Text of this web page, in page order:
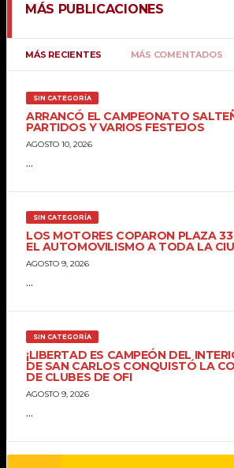
MÁS PUBLICACIONES
MÁS RECIENTES MÁS COMENTADOS
SIN CATEGORÍA
ARRANCÓ EL CAMPEONATO
PARTIDOS Y VARIOS FESTEJOS
AGOSTO 10, 2026
...
SIN CATEGORÍA
LOS MOTORES COPARON PLAZA
EL AUTOMOVILISMO A TODA LA
AGOSTO 9, 2026
...
SIN CATEGORÍA
¡LIBERTAD ES CAMPEÓN DEL
DE SAN CARLOS CONQUISTÓ LA
DE CLUBES DE OFI
AGOSTO 9, 2026
...